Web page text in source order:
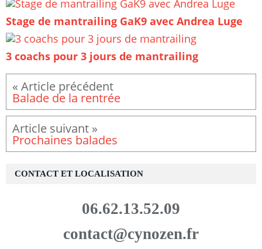
Stage de mantrailing GaK9 avec Andrea Luge
3 coachs pour 3 jours de mantrailing
Balade de la rentrée
Prochaines balades
CONTACT ET LOCALISATION
06.62.13.52.09
contact@cynozen.fr